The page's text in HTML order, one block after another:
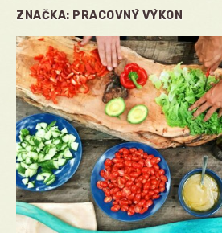
ZNAČKA: PRACOVNÝ VÝKON